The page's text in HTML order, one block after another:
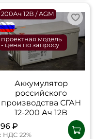
200Ач 12В / AGM
flagRU
проектная модель
- цена по запросу
Аккумулятор
российского
производства СГАН
12-200 Ач 12В
₽
НДС 22%